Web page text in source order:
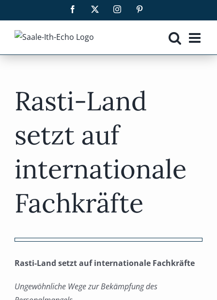
Inhalt
springen
Facebook Instagram
Rasti-Land
setzt auf
internationale
Fachkräfte
grösseres
Rasti-Land setzt auf internationale Fachkräfte
Ungewöhnliche Wege zur Bekämpfung des